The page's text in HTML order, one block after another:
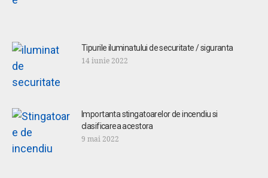
Tipurile iluminatului de securitate / siguranta
14 iunie 2022
Importanta stingatoarelor de incendiu si
clasificarea acestora
9 mai 2022